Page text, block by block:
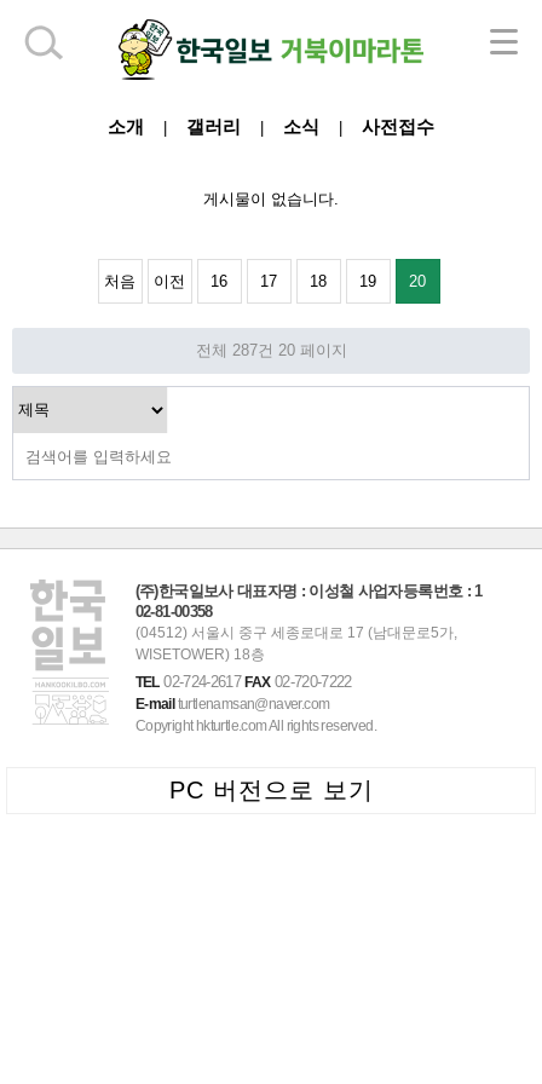
소개 갤러리 소식 사전접수
게시물이 없습니다.
처음 이전 16 17 18 19 20
전체 287건 20 페이지
하단 영역
(주)한국일보사 대표자명 : 이성철 사업자등록번호 : 1
02-81-00358
(04512) 서울시 중구 세종로대로 17 (남대문로5가,
WISETOWER) 18층
TEL02-724-2617FAX02-720-7222
E-mail turtlenamsan@naver.com
Copyright hkturtle.com All rights reserved.
PC 버전으로 보기